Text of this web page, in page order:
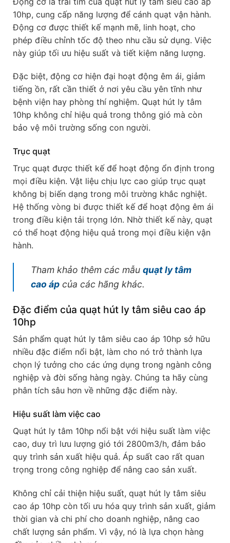
10hp, cung cấp năng lượng để cánh quạt vận hành.
Động cơ được thiết kế mạnh mẽ, linh hoạt, cho
phép điều chỉnh tốc độ theo nhu cầu sử dụng. Việc
này giúp tối ưu hiệu suất và tiết kiệm năng lượng.
Đặc biệt, động cơ hiện đại hoạt động êm ái, giảm
tiếng ồn, rất cần thiết ở nơi yêu cầu yên tĩnh như
bệnh viện hay phòng thí nghiệm. Quạt hút ly tâm
10hp không chỉ hiệu quả trong thông gió mà còn
bảo vệ môi trường sống con người.
Trục quạt
Trục quạt được thiết kế để hoạt động ổn định trong
mọi điều kiện. Vật liệu chịu lực cao giúp trục quạt
không bị biến dạng trong môi trường khắc nghiệt.
Hệ thống vòng bi được thiết kế để hoạt động êm ái
trong điều kiện tải trọng lớn. Nhờ thiết kế này, quạt
có thể hoạt động hiệu quả trong mọi điều kiện vận
hành.
Tham khảo thêm các mẫu quạt ly tâm
cao áp của các hãng khác.
Đặc điểm của quạt hút ly tâm siêu cao áp
10hp
Sản phẩm quạt hút ly tâm siêu cao áp 10hp sở hữu
nhiều đặc điểm nổi bật, làm cho nó trở thành lựa
chọn lý tưởng cho các ứng dụng trong ngành công
nghiệp và đời sống hàng ngày. Chúng ta hãy cùng
phân tích sâu hơn về những đặc điểm này.
Hiệu suất làm việc cao
Quạt hút ly tâm 10hp nổi bật với hiệu suất làm việc
cao, duy trì lưu lượng gió tới 2800m3/h, đảm bảo
quy trình sản xuất hiệu quả. Áp suất cao rất quan
trọng trong công nghiệp để nâng cao sản xuất.
Không chỉ cải thiện hiệu suất, quạt hút ly tâm siêu
cao áp 10hp còn tối ưu hóa quy trình sản xuất, giảm
thời gian và chi phí cho doanh nghiệp, nâng cao
chất lượng sản phẩm. Vì vậy, nó là lựa chọn hàng